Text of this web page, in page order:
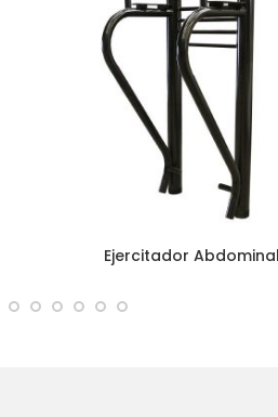
Ejercitador